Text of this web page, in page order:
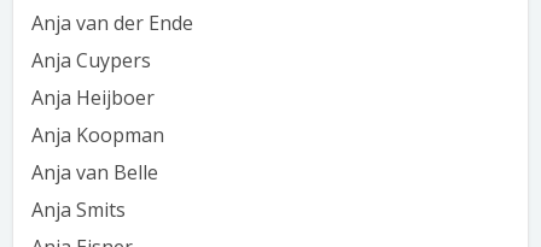
Anja van der Ende
Anja Cuypers
Anja Heijboer
Anja Koopman
Anja van Belle
Anja Smits